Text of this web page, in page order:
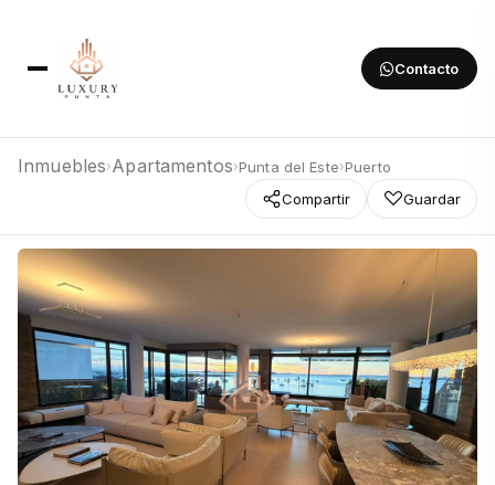
Contacto
Inmuebles›Apartamentos›Punta del Este›Puerto
Compartir
Guardar